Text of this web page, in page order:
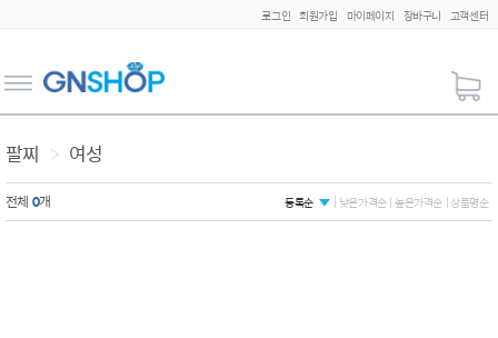
로그인 회원가입 마이페이지 장바구니 고객센터
팔찌 > 여성
전체 0개 등록순 낮은가격순 높은가격순 상품명순